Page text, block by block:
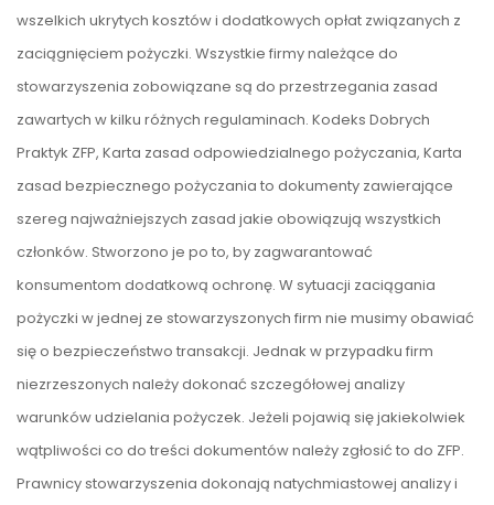
wszelkich ukrytych kosztów i dodatkowych opłat związanych z
zaciągnięciem pożyczki. Wszystkie firmy należące do
stowarzyszenia zobowiązane są do przestrzegania zasad
zawartych w kilku różnych regulaminach. Kodeks Dobrych
Praktyk ZFP, Karta zasad odpowiedzialnego pożyczania, Karta
zasad bezpiecznego pożyczania to dokumenty zawierające
szereg najważniejszych zasad jakie obowiązują wszystkich
członków. Stworzono je po to, by zagwarantować
konsumentom dodatkową ochronę. W sytuacji zaciągania
pożyczki w jednej ze stowarzyszonych firm nie musimy obawiać
się o bezpieczeństwo transakcji. Jednak w przypadku firm
niezrzeszonych należy dokonać szczegółowej analizy
warunków udzielania pożyczek. Jeżeli pojawią się jakiekolwiek
wątpliwości co do treści dokumentów należy zgłosić to do ZFP.
Prawnicy stowarzyszenia dokonają natychmiastowej analizy i